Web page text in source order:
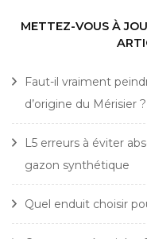
METTEZ-VOUS À
Faut-il vraiment
d’origine du Mérisier ?
L5 erreurs à éviter
gazon synthétique
Quel enduit choisir